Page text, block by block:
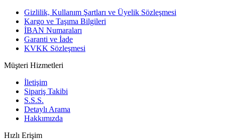
Gizlilik, Kullanım Şartları ve Üyelik Sözleşmesi
Kargo ve Taşıma Bilgileri
İBAN Numaraları
Garanti ve İade
KVKK Sözleşmesi
Müşteri Hizmetleri
İletişim
Sipariş Takibi
S.S.S.
Detaylı Arama
Hakkımızda
Hızlı Erişim